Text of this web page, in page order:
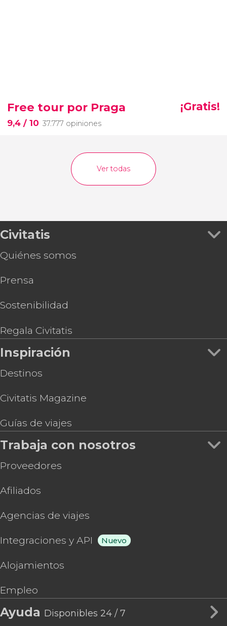
Free tour por Praga
9,4 / 10 37.777 opiniones
¡Gratis!
Ver todas
Civitatis
Quiénes somos
Prensa
Sostenibilidad
Regala Civitatis
Inspiración
Destinos
Civitatis Magazine
Guías de viajes
Trabaja con nosotros
Proveedores
Afiliados
Agencias de viajes
Integraciones y API Nuevo
Alojamientos
Empleo
Ayuda Disponibles 24 / 7